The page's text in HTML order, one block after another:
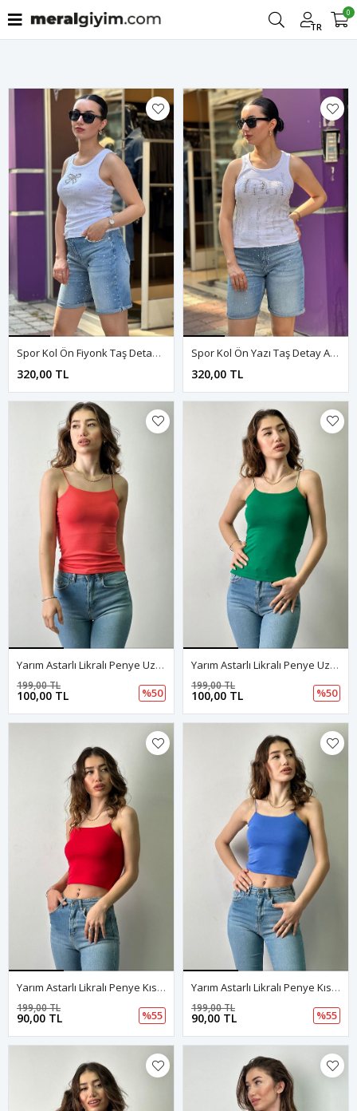
TR
0
Filtrele
Spor Kol Ön Fiyonk Taş Detay Atlet-Beyaz
320,00 TL
Spor Kol Ön Yazı Taş Detay Atlet-Beyaz
320,00 TL
Yarım Astarlı Likralı Penye Uzun Atlet-Nar Çiçeği
100,00 TL
199,00 TL
%50
Yarım Astarlı Likralı Penye Uzun Atlet-Yeşil
100,00 TL
199,00 TL
%50
Yarım Astarlı Likralı Penye Kısa Atlet-Kırmızı
90,00 TL
199,00 TL
%55
Yarım Astarlı Likralı Penye Kısa Atlet-Mavi
90,00 TL
199,00 TL
%55